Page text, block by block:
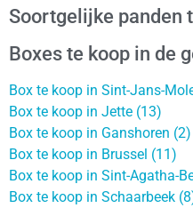
Soortgelijke panden
Boxes te koop in de
Box te koop in Sint-Jans-
Box te koop in Jette (13)
Box te koop in Ganshoren (2)
Box te koop in Brussel (11)
Box te koop in Sint-Agatha-
Box te koop in Schaarbeek